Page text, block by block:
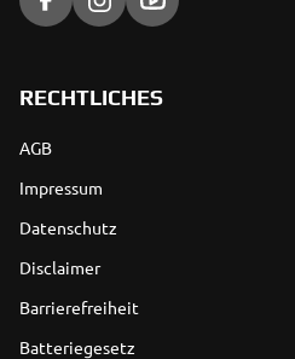
RECHTLICHES
AGB
Impressum
Datenschutz
Disclaimer
Barrierefreiheit
Batteriegesetz